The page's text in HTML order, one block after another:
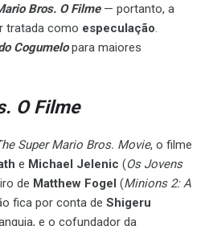
Bros. O Filme— portanto, a
tratada como especulação.
Cogumelopara maiores
O Filme
Super Mario Bros. Movie, o filme
e Michael Jelenic (Os Jovens
de Matthew Fogel (Minions 2: A
fica por conta de Shigeru
e o cofundador da